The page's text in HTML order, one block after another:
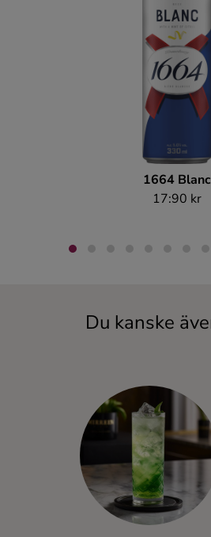
1664 Blanc
17:90 kr
Du kanske